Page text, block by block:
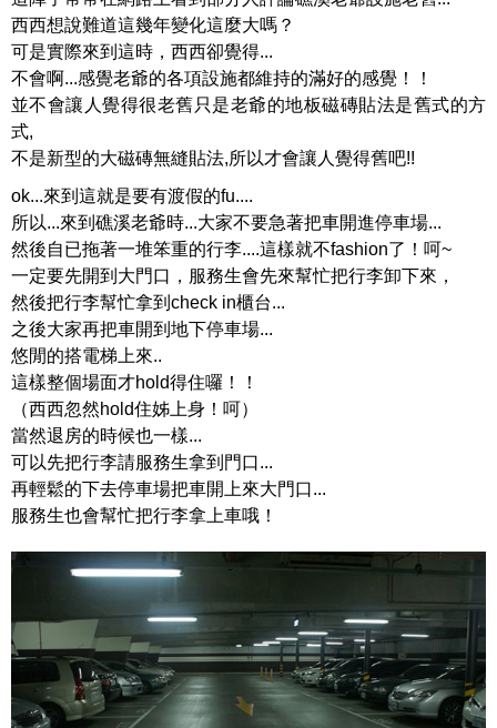
西西想說難道這幾年變化這麼大嗎？
可是實際來到這時，西西卻覺得...
不會啊...感覺老爺的各項設施都維持的滿好的感覺！！
並不會讓人覺得很老舊只是老爺的地板磁磚貼法是舊式的方
式,
不是新型的大磁磚無縫貼法,所以才會讓人覺得舊吧!!
ok...來到這就是要有渡假的fu....
所以...來到礁溪老爺時...大家不要急著把車開進停車場...
然後自已拖著一堆笨重的行李....這樣就不fashion了！呵~
一定要先開到大門口，服務生會先來幫忙把行李卸下來，
然後把行李幫忙拿到check in櫃台...
之後大家再把車開到地下停車場...
悠閒的搭電梯上來..
這樣整個場面才hold得住囉！！
（西西忽然hold住姊上身！呵）
當然退房的時候也一樣...
可以先把行李請服務生拿到門口...
再輕鬆的下去停車場把車開上來大門口...
服務生也會幫忙把行李拿上車哦！